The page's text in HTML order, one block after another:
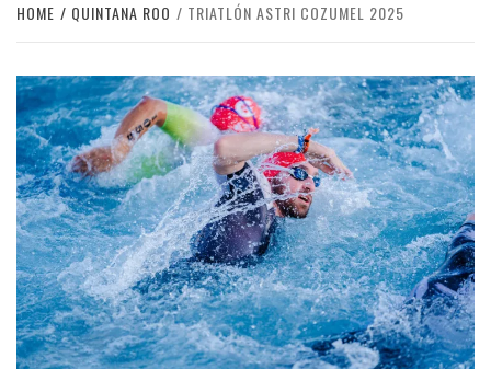
HOME QUINTANA ROO TRIATLÓN ASTRI COZUMEL 2025